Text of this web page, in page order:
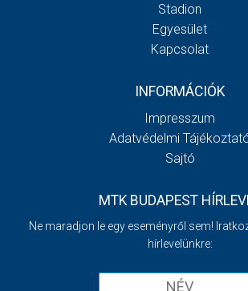
Stadion
Egyesület
Kapcsolat
INFORMÁCIÓK
Impresszum
Adatvédelmi
Sajtó
MTK BUDAPEST
Ne maradjon le egy eseményről sem!
hírlevelünkre: